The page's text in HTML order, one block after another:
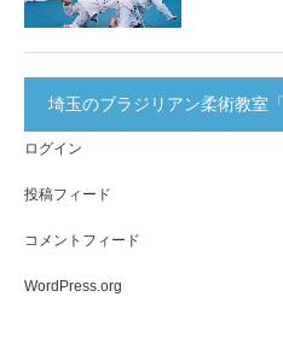
埼玉のブラジリアン柔術教室
体験実施中！
ログイン
投稿フィード
コメントフィード
WordPress.org